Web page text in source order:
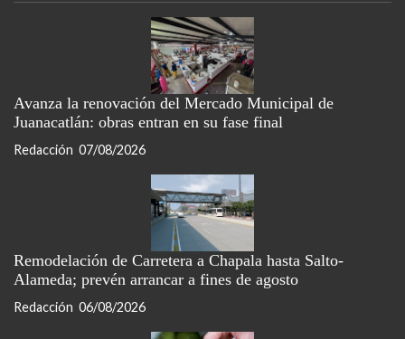
Avanza la renovación del Mercado Municipal de
Juanacatlán: obras entran en su fase final
Redacción 07/08/2026
Remodelación de Carretera a Chapala hasta Salto-
Alameda; prevén arrancar a fines de agosto
Redacción 06/08/2026